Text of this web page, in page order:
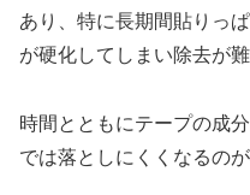
あり、特に長期間貼りっ
が硬化してしまい除去が
時間とともにテープの成
では落としにくくなるのが